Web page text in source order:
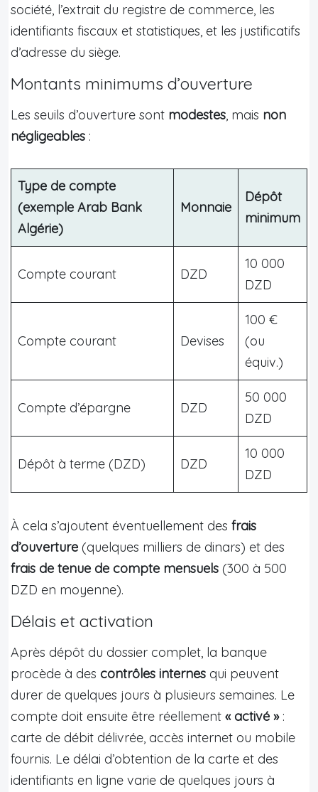
société, l’extrait du registre de commerce, les
identifiants fiscaux et statistiques, et les justificatifs
d’adresse du siège.
Montants minimums d’ouverture
Les seuils d’ouverture sont modestes, mais non
négligeables :
Type de compte
(exemple Arab Bank
Algérie)
Monnaie
Dépôt
minimum
Compte courant DZD
10 000
DZD
Compte courant Devises
100 €
(ou
équiv.)
Compte d’épargne DZD
50 000
DZD
Dépôt à terme (DZD) DZD
10 000
DZD
À cela s’ajoutent éventuellement des frais
d’ouverture (quelques milliers de dinars) et des
frais de tenue de compte mensuels (300 à 500
DZD en moyenne).
Délais et activation
Après dépôt du dossier complet, la banque
procède à des contrôles internes qui peuvent
durer de quelques jours à plusieurs semaines. Le
compte doit ensuite être réellement « activé »:
carte de débit délivrée, accès internet ou mobile
fournis. Le délai d’obtention de la carte et des
identifiants en ligne varie de quelques jours à